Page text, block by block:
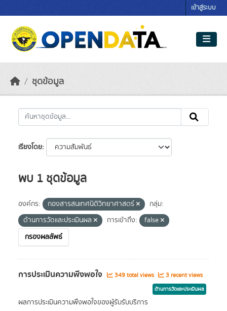
เข้าสู่ระบบ
ชุดข้อมูล
เรียงโดย
พบ 1 ชุดข้อมูล
องค์กร: กองสารสนเทศนิติวิทยาศาสตร์
กลุ่ม:
ด้านการวัดและประเมินผล
การเข้าถึง:
false
กรองผลลัพธ์
การประเมินความพึงพอใจ 349 total views 3 recent views
ด้านการวัดและประเมินผล
ผลการประเมินความพึงพอใจของผู้รับรับบริการ